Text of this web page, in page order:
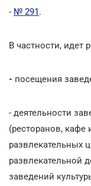
- № 291.
В частности, идет
- посещения
- деятельности
(ресторанов, кафе
развлекательных
развлекательной
заведений